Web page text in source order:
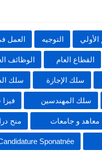
الأولي التوجيه العمل
القطاع العام الوظائف
سلك الإجازة سلك
سلك المهندسين
معاهد و جامعات منح
Sponatnée